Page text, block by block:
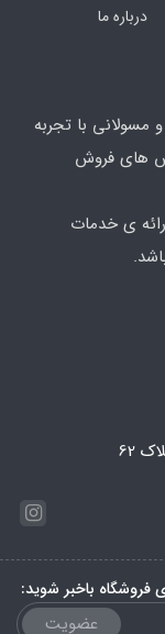
درباره ما
مسولانی با تجربه
های فروش
ی خدمات
فروشگاه باخبر شوید:
عضویت